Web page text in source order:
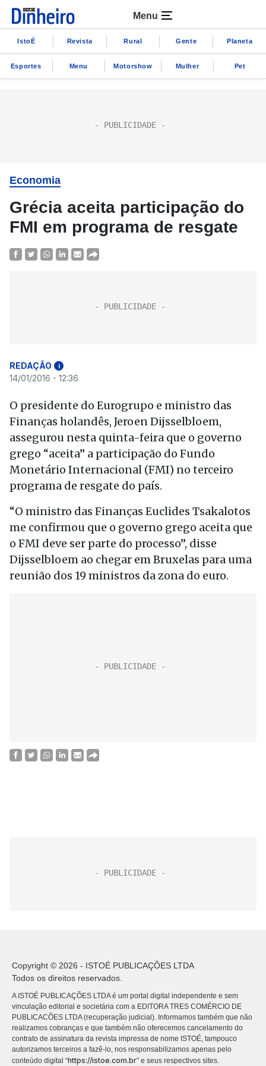
Menu
IstoÉ Revista Rural Gente Planeta
Esportes Menu Motorshow Mulher Pet
Economia
Grécia aceita participação do
FMI em programa de resgate
REDAÇÃO i
14/01/2016 - 12:36
O presidente do Eurogrupo e ministro das
Finanças holandês, Jeroen Dijsselbloem,
assegurou nesta quinta-feira que o governo
grego “aceita” a participação do Fundo
Monetário Internacional (FMI) no terceiro
programa de resgate do país.
“O ministro das Finanças Euclides Tsakalotos
me confirmou que o governo grego aceita que
o FMI deve ser parte do processo”, disse
Dijsselbloem ao chegar em Bruxelas para uma
reunião dos 19 ministros da zona do euro.
Copyright © 2026 - ISTOÉ PUBLICAÇÕES LTDA
Todos os direitos reservados.
A ISTOÉ PUBLICAÇÕES LTDA é um portal digital independente e sem
vinculação editorial e societária com a EDITORA TRES COMÉRCIO DE
PUBLICACÕES LTDA (recuperação judicial). Informamos também que não
realizamos cobranças e que também não oferecemos cancelamento do
contrato de assinatura da revista impressa de nome ISTOÉ, tampouco
autorizamos terceiros a fazê-lo, nos responsabilizamos apenas pelo
conteúdo digital “https://istoe.com.br” e seus respectivos sites.